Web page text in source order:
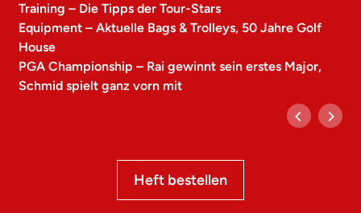
Training – Die Tipps der Tour-Stars
Equipment – Aktuelle Bags & Trolleys, 50 Jahre Golf
House
PGA Championship – Rai gewinnt sein erstes Major,
Schmid spielt ganz vorn mit
Heft bestellen